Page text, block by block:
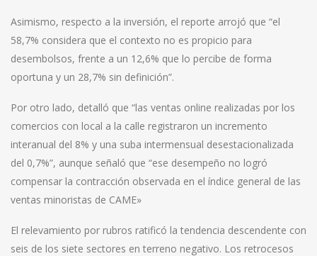
Asimismo, respecto a la inversión, el reporte arrojó que “el
58,7% considera que el contexto no es propicio para
desembolsos, frente a un 12,6% que lo percibe de forma
oportuna y un 28,7% sin definición”.
Por otro lado, detalló que “las ventas online realizadas por los
comercios con local a la calle registraron un incremento
interanual del 8% y una suba intermensual desestacionalizada
del 0,7%”, aunque señaló que “ese desempeño no logró
compensar la contracción observada en el índice general de las
ventas minoristas de CAME»
El relevamiento por rubros ratificó la tendencia descendente con
seis de los siete sectores en terreno negativo. Los retrocesos